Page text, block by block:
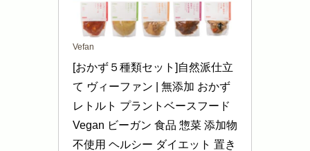
Vefan
[おかず５種類セット]自然派仕立
て ヴィーファン | 無添加 おかず
レトルト プラントベースフード
Vegan ビーガン 食品 惣菜 添加物
不使用 ヘルシー ダイエット 置き